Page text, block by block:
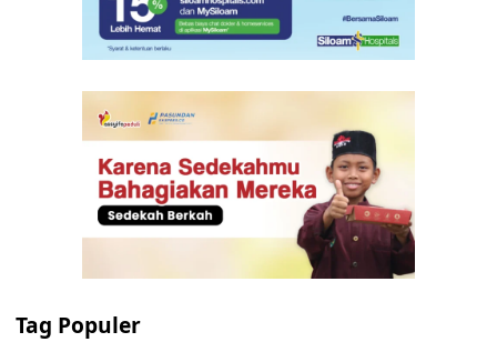
Tag Populer